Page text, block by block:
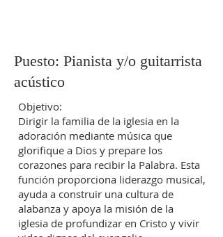
Puesto: Pianista y/o guitarrista
acústico
Objetivo:
Dirigir la familia de la iglesia en la
adoración mediante música que
glorifique a Dios y prepare los
corazones para recibir la Palabra. Esta
función proporciona liderazgo musical,
ayuda a construir una cultura de
alabanza y apoya la misión de la
iglesia de profundizar en Cristo y vivir